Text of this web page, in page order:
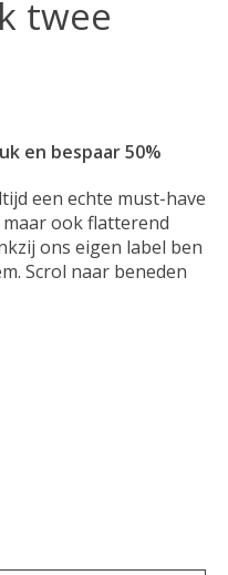
twee
en bespaar 50%
een echte must-have
ook flatterend
ons eigen label ben
Scrol naar beneden
is